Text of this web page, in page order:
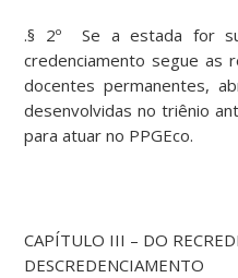
.§ 2º Se a estada for
credenciamento segue as
docentes permanentes,
desenvolvidas no triênio
para atuar no PPGEco.
CAPÍTULO III – DO
DESCREDENCIAMENTO